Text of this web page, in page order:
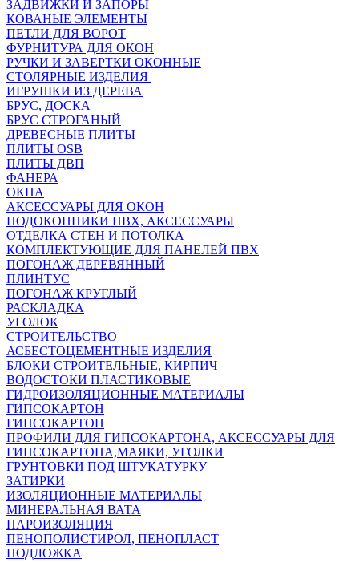
ЗАДВИЖКИ И ЗАПОРЫ
КОВАНЫЕ ЭЛЕМЕНТЫ
ПЕТЛИ ДЛЯ ВОРОТ
ФУРНИТУРА ДЛЯ ОКОН
РУЧКИ И ЗАВЕРТКИ ОКОННЫЕ
СТОЛЯРНЫЕ ИЗДЕЛИЯ
ИГРУШКИ ИЗ ДЕРЕВА
БРУС, ДОСКА
БРУС СТРОГАНЫЙ
ДРЕВЕСНЫЕ ПЛИТЫ
ПЛИТЫ OSB
ПЛИТЫ ДВП
ФАНЕРА
ОКНА
АКСЕССУАРЫ ДЛЯ ОКОН
ПОДОКОННИКИ ПВХ, АКСЕССУАРЫ
ОТДЕЛКА СТЕН И ПОТОЛКА
КОМПЛЕКТУЮЩИЕ ДЛЯ ПАНЕЛЕЙ ПВХ
ПОГОНАЖ ДЕРЕВЯННЫЙ
ПЛИНТУС
ПОГОНАЖ КРУГЛЫЙ
РАСКЛАДКА
УГОЛОК
СТРОИТЕЛЬСТВО
АСБЕСТОЦЕМЕНТНЫЕ ИЗДЕЛИЯ
БЛОКИ СТРОИТЕЛЬНЫЕ, КИРПИЧ
ВОДОСТОКИ ПЛАСТИКОВЫЕ
ГИДРОИЗОЛЯЦИОННЫЕ МАТЕРИАЛЫ
ГИПСОКАРТОН
ГИПСОКАРТОН
ПРОФИЛИ ДЛЯ ГИПСОКАРТОНА, АКСЕССУАРЫ ДЛЯ
ГИПСОКАРТОНА,МАЯКИ, УГОЛКИ
ГРУНТОВКИ ПОД ШТУКАТУРКУ
ЗАТИРКИ
ИЗОЛЯЦИОННЫЕ МАТЕРИАЛЫ
МИНЕРАЛЬНАЯ ВАТА
ПАРОИЗОЛЯЦИЯ
ПЕНОПОЛИСТИРОЛ, ПЕНОПЛАСТ
ПОДЛОЖКА